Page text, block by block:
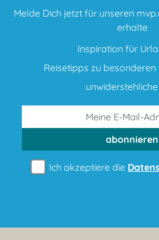
Melde Dich jetzt für unseren
erhalte
Inspiration für
Reisetipps zu
abonnieren
Ich akzeptiere die